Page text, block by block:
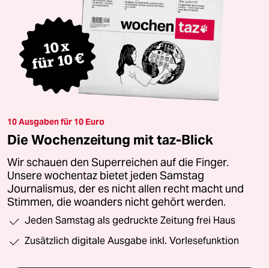
10 Ausgaben für 10 Euro
Die Wochenzeitung mit taz-Blick
Wir schauen den Superreichen auf die Finger.
Unsere wochentaz bietet jeden Samstag
Journalismus, der es nicht allen recht macht und
Stimmen, die woanders nicht gehört werden.
Jeden Samstag als gedruckte Zeitung frei Haus
Zusätzlich digitale Ausgabe inkl. Vorlesefunktion